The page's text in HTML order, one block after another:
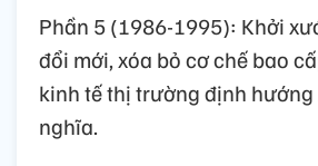
Phần 5 (1986-1995): Khởi
đổi mới, xóa bỏ cơ chế bao
kinh tế thị trường định hướng
nghĩa.